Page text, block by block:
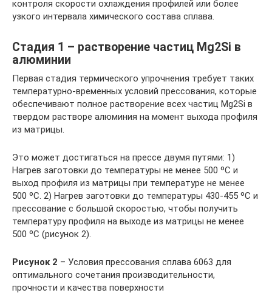
контроля скорости охлаждения профилей или более
узкого интервала химического состава сплава.
Cтадия 1 – растворение частиц Mg2Si в
алюминии
Первая стадия термического упрочнения требует таких
температурно-временных условий прессования, которые
обеспечивают полное растворение всех частиц Mg2Si в
твердом растворе алюминия на момент выхода профиля
из матрицы.
Это может достигаться на прессе двумя путями: 1)
Нагрев заготовки до температуры не менее 500 ºС и
выход профиля из матрицы при температуре не менее
500 ºС. 2) Нагрев заготовки до температуры 430-455 ºС и
прессование с большой скоростью, чтобы получить
температуру профиля на выходе из матрицы не менее
500 ºС (рисунок 2).
Рисунок 2 – Условия прессования сплава 6063 для
оптимального сочетания производительности,
прочности и качества поверхности